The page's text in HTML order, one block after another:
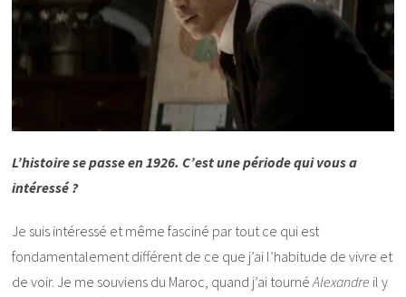
L’histoire se passe en 1926. C’est une période qui vous a
intéressé ?
Je suis intéressé et même fasciné par tout ce qui est
fondamentalement différent de ce que j’ai l’habitude de vivre et
de voir. Je me souviens du Maroc, quand j’ai tournéAlexandre il y